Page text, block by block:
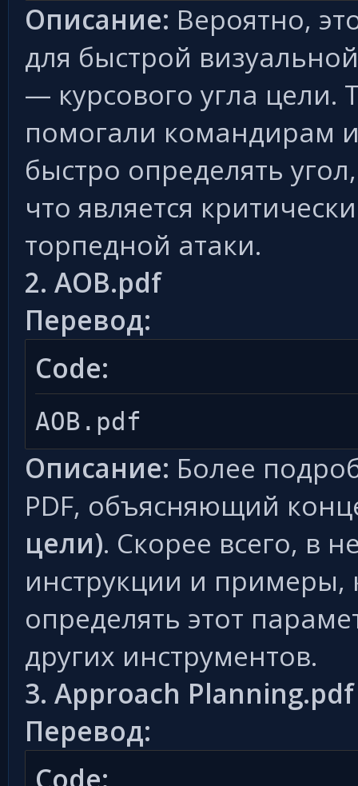
Описание: Вероятно,
для быстрой
— курсового угла
помогали командирам
быстро определять
что является
торпедной атаки.
2. AOB.pdf
Перевод:
Code:
AOB.pdf
Описание: Более
PDF, объясняющий
цели). Скорее всего, в
инструкции и примеры,
определять этот
других инструментов.
3. Approach Planning.pdf
Перевод: